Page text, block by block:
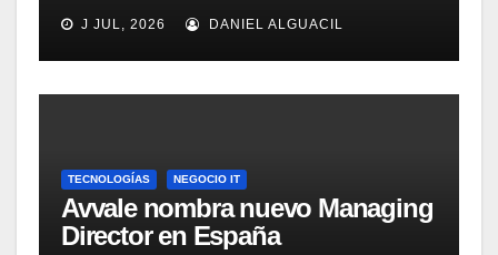
J JUL, 2026 DANIEL ALGUACIL
TECNOLOGÍAS NEGOCIO IT
Avvale nombra nuevo Managing
Director en España